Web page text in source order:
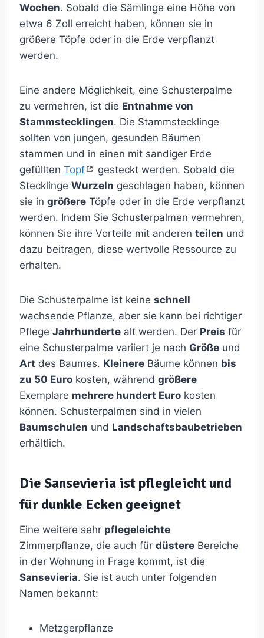
Wochen. Sobald die Sämlinge eine Höhe von
etwa 6 Zoll erreicht haben, können sie in
größere Töpfe oder in die Erde verpflanzt
werden.
Eine andere Möglichkeit, eine Schusterpalme
zu vermehren, ist die Entnahme von
Stammstecklingen. Die Stammstecklinge
sollten von jungen, gesunden Bäumen
stammen und in einen mit sandiger Erde
gefüllten Topf
gesteckt werden. Sobald die
Stecklinge Wurzeln geschlagen haben, können
sie in größere Töpfe oder in die Erde verpflanzt
werden. Indem Sie Schusterpalmen vermehren,
können Sie ihre Vorteile mit anderen teilen und
dazu beitragen, diese wertvolle Ressource zu
erhalten.
Die Schusterpalme ist keine schnell
wachsende Pflanze, aber sie kann bei richtiger
Pflege Jahrhunderte alt werden. Der Preis für
eine Schusterpalme variiert je nach Größe und
Art des Baumes. Kleinere Bäume können bis
zu 50 Euro kosten, während größere
Exemplare mehrere hundert Euro kosten
können. Schusterpalmen sind in vielen
Baumschulen und Landschaftsbaubetrieben
erhältlich.
Die Sansevieria ist pflegleicht und
für dunkle Ecken geeignet
Eine weitere sehr pflegeleichte
Zimmerpflanze, die auch für düstere Bereiche
in der Wohnung in Frage kommt, ist die
Sansevieria. Sie ist auch unter folgenden
Namen bekannt:
Metzgerpflanze